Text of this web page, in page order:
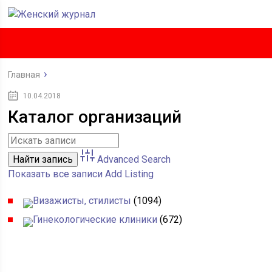
Главная
10.04.2018
Каталог организаций
Advanced Search
Показать все записи Add Listing
Визажисты, стилисты (1094)
Гинекологические клиники (672)